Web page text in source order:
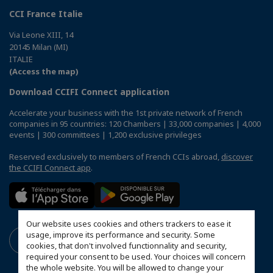
Our website uses cookies and others trackers to ease it
usage, improve its performance and security. Some
cookies, that don't involved functionnality and security,
required your consent to be used. Your choices will concern
the whole website. You will be allowed to change your
CCI France Italie
Via Leone XIII, 14
20145 Milan (MI)
ITALIE
(Access the map)
Download CCIFI Connect application
Accelerate your business with the 1st private network of French
companies in 95 countries: 120 Chambers | 33,000 companies | 4,000
events | 300 committees | 1,200 exclusive privileges
Reserved exclusively to members of French CCIs abroad, discover
the CCIFI Connect app.